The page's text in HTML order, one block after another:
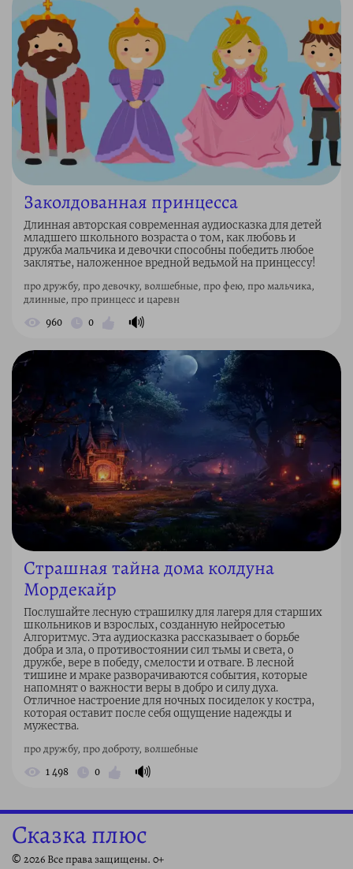
Заколдованная принцесса
Длинная авторская современная аудиосказка для детей
младшего школьного возраста о том, как любовь и
дружба мальчика и девочки способны победить любое
заклятье, наложенное вредной ведьмой на принцессу!
про дружбу, про девочку, волшебные, про фею, про мальчика,
длинные, про принцесс и царевн
960 0 🔊
Страшная тайна дома колдуна
Мордекайр
Послушайте лесную страшилку для лагеря для старших
школьников и взрослых, созданную нейросетью
Алгоритмус. Эта аудиосказка рассказывает о борьбе
добра и зла, о противостоянии сил тьмы и света, о
дружбе, вере в победу, смелости и отваге. В лесной
тишине и мраке разворачиваются события, которые
напомнят о важности веры в добро и силу духа.
Отличное настроение для ночных посиделок у костра,
которая оставит после себя ощущение надежды и
мужества.
про дружбу, про доброту, волшебные
1 498 0 🔊
Сказка плюс
© 2026 Все права защищены. 0+